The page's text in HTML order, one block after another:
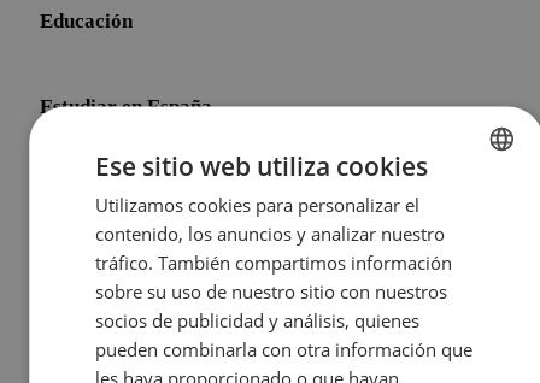
Educación
Estudiar en España
Initial Shock
Other Topics
SPANISH
Ese sitio web utiliza cookies
Utilizamos cookies para personalizar el
contenido, los anuncios y analizar nuestro
tráfico. También compartimos información
sobre su uso de nuestro sitio con nuestros
socios de publicidad y análisis, quienes
pueden combinarla con otra información que
les haya proporcionado o que hayan